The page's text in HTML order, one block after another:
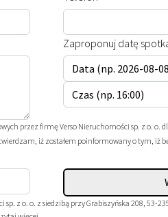
Zaproponuj datę
przez firmę Verso Nieruchomości sp. z o. o.
iż zostałem poinformowany o tym, iż
z o. o. z siedzibą przy Grabiszyńska 208, 53-